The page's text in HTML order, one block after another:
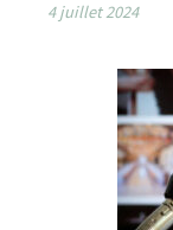
4 juillet 2024